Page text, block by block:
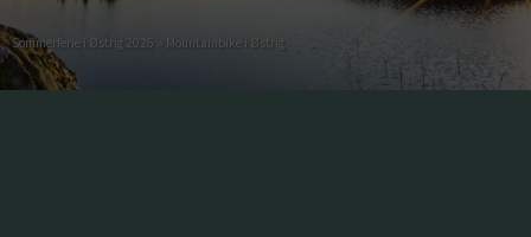
Sommerferie i Østrig 2026 » Mountainbike i Østrig